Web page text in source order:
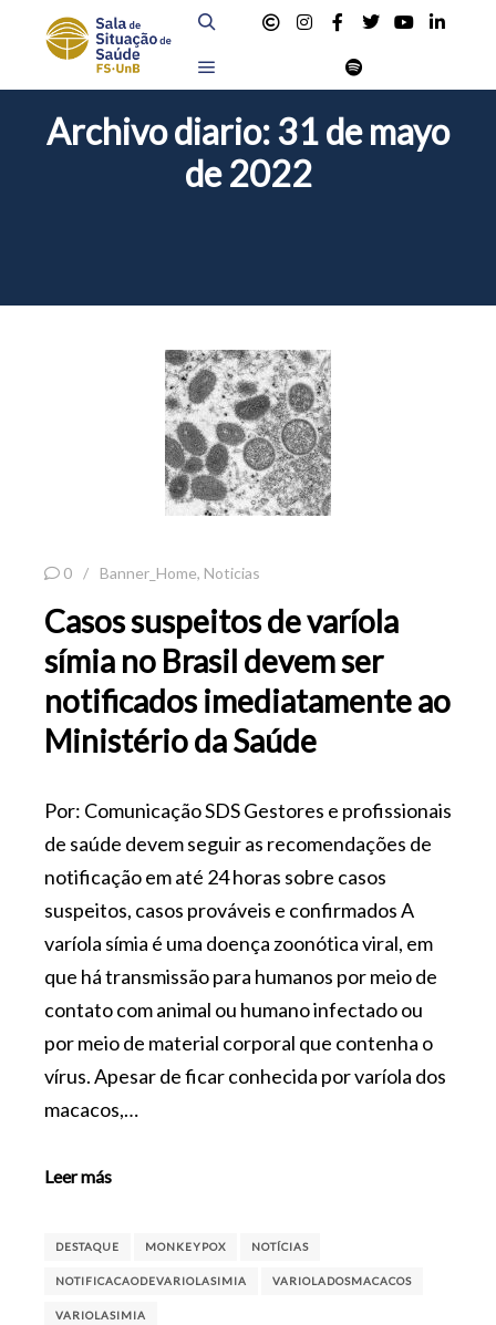
Menú principal
Archivo diario:31 de mayo
de 2022
0 Banner_Home, Noticias
Casos suspeitos de varíola
símia no Brasil devem ser
notificados imediatamente ao
Ministério da Saúde
Por: Comunicação SDS Gestores e profissionais
de saúde devem seguir as recomendações de
notificação em até 24 horas sobre casos
suspeitos, casos prováveis e confirmados A
varíola símia é uma doença zoonótica viral, em
que há transmissão para humanos por meio de
contato com animal ou humano infectado ou
por meio de material corporal que contenha o
vírus. Apesar de ficar conhecida por varíola dos
macacos,…
Leer más
DESTAQUE MONKEYPOX NOTÍCIAS
NOTIFICACAODEVARIOLASIMIA VARIOLADOSMACACOS
VARIOLASIMIA